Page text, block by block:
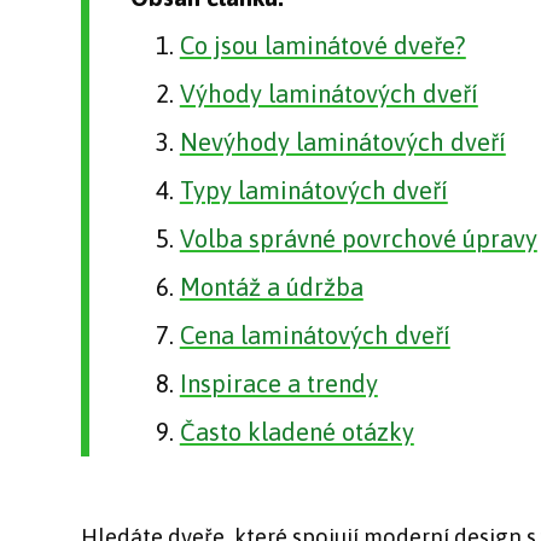
Co jsou laminátové dveře?
Výhody laminátových dveří
Nevýhody laminátových dveří
Typy laminátových dveří
Volba správné povrchové úpravy
Montáž a údržba
Cena laminátových dveří
Inspirace a trendy
Často kladené otázky